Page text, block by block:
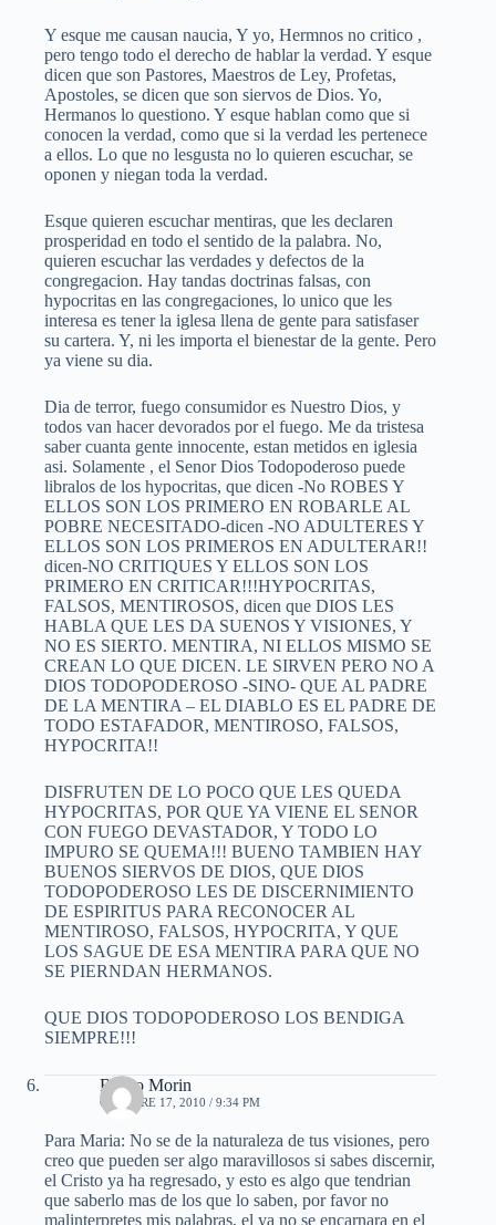
Y esque me causan naucia, Y yo, Hermnos no critico ,
pero tengo todo el derecho de hablar la verdad. Y esque
dicen que son Pastores, Maestros de Ley, Profetas,
Apostoles, se dicen que son siervos de Dios. Yo,
Hermanos lo questiono. Y esque hablan como que si
conocen la verdad, como que si la verdad les pertenece
a ellos. Lo que no lesgusta no lo quieren escuchar, se
oponen y niegan toda la verdad.
Esque quieren escuchar mentiras, que les declaren
prosperidad en todo el sentido de la palabra. No,
quieren escuchar las verdades y defectos de la
congregacion. Hay tandas doctrinas falsas, con
hypocritas en las congregaciones, lo unico que les
interesa es tener la iglesa llena de gente para satisfaser
su cartera. Y, ni les importa el bienestar de la gente. Pero
ya viene su dia.
Dia de terror, fuego consumidor es Nuestro Dios, y
todos van hacer devorados por el fuego. Me da tristesa
saber cuanta gente innocente, estan metidos en iglesia
asi. Solamente , el Senor Dios Todopoderoso puede
libralos de los hypocritas, que dicen -No ROBES Y
ELLOS SON LOS PRIMERO EN ROBARLE AL
POBRE NECESITADO-dicen -NO ADULTERES Y
ELLOS SON LOS PRIMEROS EN ADULTERAR!!
dicen-NO CRITIQUES Y ELLOS SON LOS
PRIMERO EN CRITICAR!!!HYPOCRITAS,
FALSOS, MENTIROSOS, dicen que DIOS LES
HABLA QUE LES DA SUENOS Y VISIONES, Y
NO ES SIERTO. MENTIRA, NI ELLOS MISMO SE
CREAN LO QUE DICEN. LE SIRVEN PERO NO A
DIOS TODOPODEROSO -SINO- QUE AL PADRE
DE LA MENTIRA – EL DIABLO ES EL PADRE DE
TODO ESTAFADOR, MENTIROSO, FALSOS,
HYPOCRITA!!
DISFRUTEN DE LO POCO QUE LES QUEDA
HYPOCRITAS, POR QUE YA VIENE EL SENOR
CON FUEGO DEVASTADOR, Y TODO LO
IMPURO SE QUEMA!!! BUENO TAMBIEN HAY
BUENOS SIERVOS DE DIOS, QUE DIOS
TODOPODEROSO LES DE DISCERNIMIENTO
DE ESPIRITUS PARA RECONOCER AL
MENTIROSO, FALSOS, HYPOCRITA, Y QUE
LOS SAGUE DE ESA MENTIRA PARA QUE NO
SE PIERNDAN HERMANOS.
QUE DIOS TODOPODEROSO LOS BENDIGA
SIEMPRE!!!
Bruno Morin
OCTUBRE 17, 2010 / 9:34 PM
Para Maria: No se de la naturaleza de tus visiones, pero
creo que pueden ser algo maravillosos si sabes discernir,
el Cristo ya ha regresado, y esto es algo que tendrian
que saberlo mas de los que lo saben, por favor no
malinterpretes mis palabras, el ya no se encarnara en el